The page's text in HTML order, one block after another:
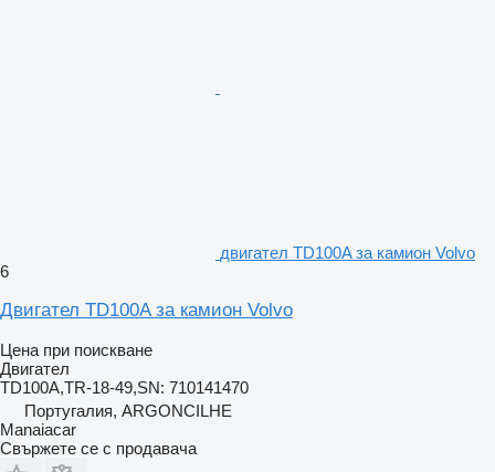
двигател TD100A за камион Volvo
6
Двигател TD100A за камион Volvo
Цена при поискване
Двигател
TD100A,TR-18-49,SN: 710141470
Португалия, ARGONCILHE
Manaiacar
Свържете се с продавача